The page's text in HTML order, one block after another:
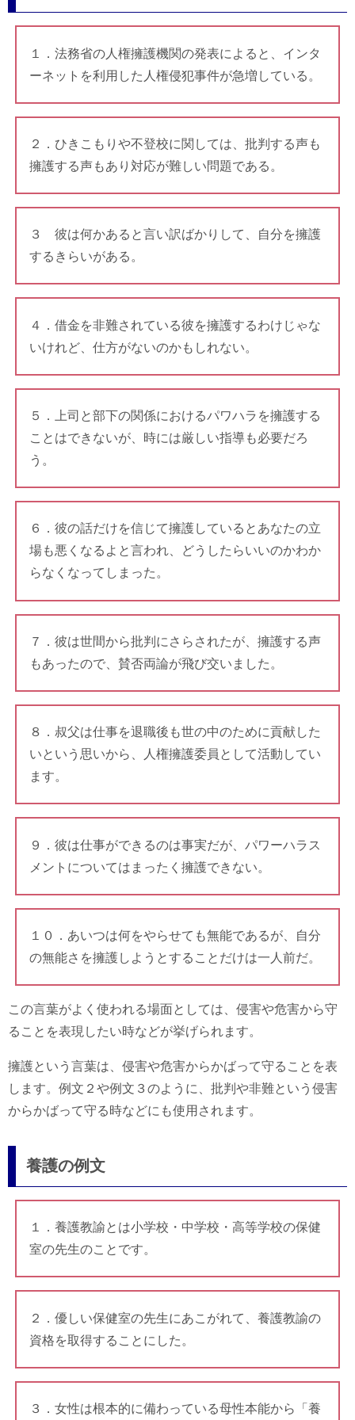
１．法務省の人権擁護機関の発表によると、インタ
ーネットを利用した人権侵犯事件が急増している。
２．ひきこもりや不登校に関しては、批判する声も
擁護する声もあり対応が難しい問題である。
３ 彼は何かあると言い訳ばかりして、自分を擁護
するきらいがある。
４．借金を非難されている彼を擁護するわけじゃな
いけれど、仕方がないのかもしれない。
５．上司と部下の関係におけるパワハラを擁護する
ことはできないが、時には厳しい指導も必要だろ
う。
６．彼の話だけを信じて擁護しているとあなたの立
場も悪くなるよと言われ、どうしたらいいのかわか
らなくなってしまった。
７．彼は世間から批判にさらされたが、擁護する声
もあったので、賛否両論が飛び交いました。
８．叔父は仕事を退職後も世の中のために貢献した
いという思いから、人権擁護委員として活動してい
ます。
９．彼は仕事ができるのは事実だが、パワーハラス
メントについてはまったく擁護できない。
１０．あいつは何をやらせても無能であるが、自分
の無能さを擁護しようとすることだけは一人前だ。
この言葉がよく使われる場面としては、侵害や危害から守
ることを表現したい時などが挙げられます。
擁護という言葉は、侵害や危害からかばって守ることを表
します。例文２や例文３のように、批判や非難という侵害
からかばって守る時などにも使用されます。
養護の例文
１．養護教諭とは小学校・中学校・高等学校の保健
室の先生のことです。
２．優しい保健室の先生にあこがれて、養護教諭の
資格を取得することにした。
３．女性は根本的に備わっている母性本能から「養